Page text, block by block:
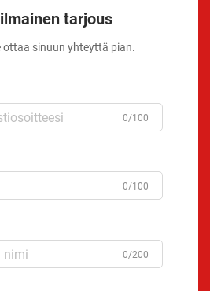
tarjous
ottaa sinuun yhteyttä pian.
0/100
0/100
0/200